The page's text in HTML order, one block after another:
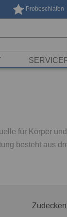
Probeschlafen
für Körper
besteht aus